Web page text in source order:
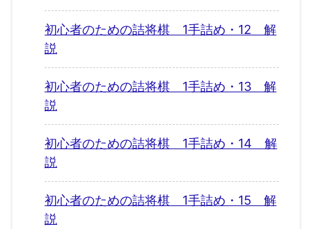
初心者のための詰将棋 1手詰め・12 解
説
初心者のための詰将棋 1手詰め・13 解
説
初心者のための詰将棋 1手詰め・14 解
説
初心者のための詰将棋 1手詰め・15 解
説